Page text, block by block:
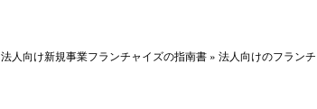
法人向け新規事業フランチャイズの指南書 » 法人向けのフラン